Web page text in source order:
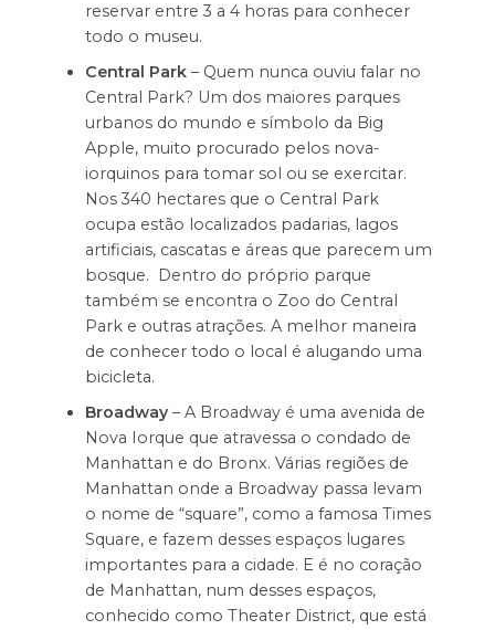
reservar entre 3 a 4 horas para conhecer
todo o museu.
Central Park– Quem nunca ouviu falar no
Central Park? Um dos maiores parques
urbanos do mundo e símbolo da Big
Apple, muito procurado pelos nova-
iorquinos para tomar sol ou se exercitar.
Nos 340 hectares que o Central Park
ocupa estão localizados padarias, lagos
artificiais, cascatas e áreas que parecem um
bosque. Dentro do próprio parque
também se encontra o Zoo do Central
Park e outras atrações. A melhor maneira
de conhecer todo o local é alugando uma
bicicleta.
Broadway– A Broadway é uma avenida de
Nova Iorque que atravessa o condado de
Manhattan e do Bronx. Várias regiões de
Manhattan onde a Broadway passa levam
o nome de “square”, como a famosa Times
Square, e fazem desses espaços lugares
importantes para a cidade. E é no coração
de Manhattan, num desses espaços,
conhecido como Theater District, que está